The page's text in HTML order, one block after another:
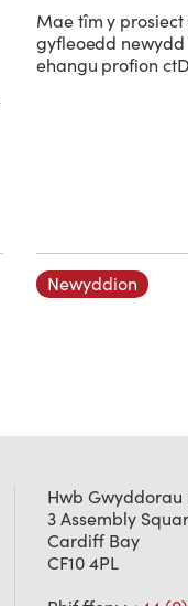
Mae tîm y
gyfleoedd
ehangu profion
Newyddion
Hwb Gwyddorau
3 Assembly
Cardiff Bay
CF10 4PL